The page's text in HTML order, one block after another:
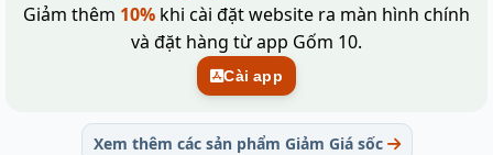
Giảm thêm 10% khi cài đặt website ra màn hình chính
và đặt hàng từ app Gốm 10.
Cài app
Xem thêm các sản phẩm Giảm Giá sốc